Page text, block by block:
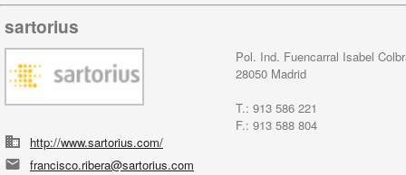
sartorius
Pol. Ind. Fuencarral Isabel
28050 Madrid
T.: 913 586 221
F.: 913 588 804
http://www.sartorius.com/
francisco.ribera@sartorius.com